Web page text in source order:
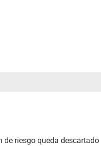
de riesgo queda descartado